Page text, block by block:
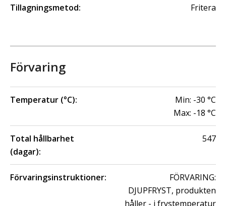
Tillagningsmetod: Fritera
Förvaring
Temperatur (°C): Min: -30 °C
Max: -18 °C
Total hållbarhet
(dagar):
547
Förvaringsinstruktioner:
FÖRVARING:
DJUPFRYST, produkten
håller - i frystemperatur